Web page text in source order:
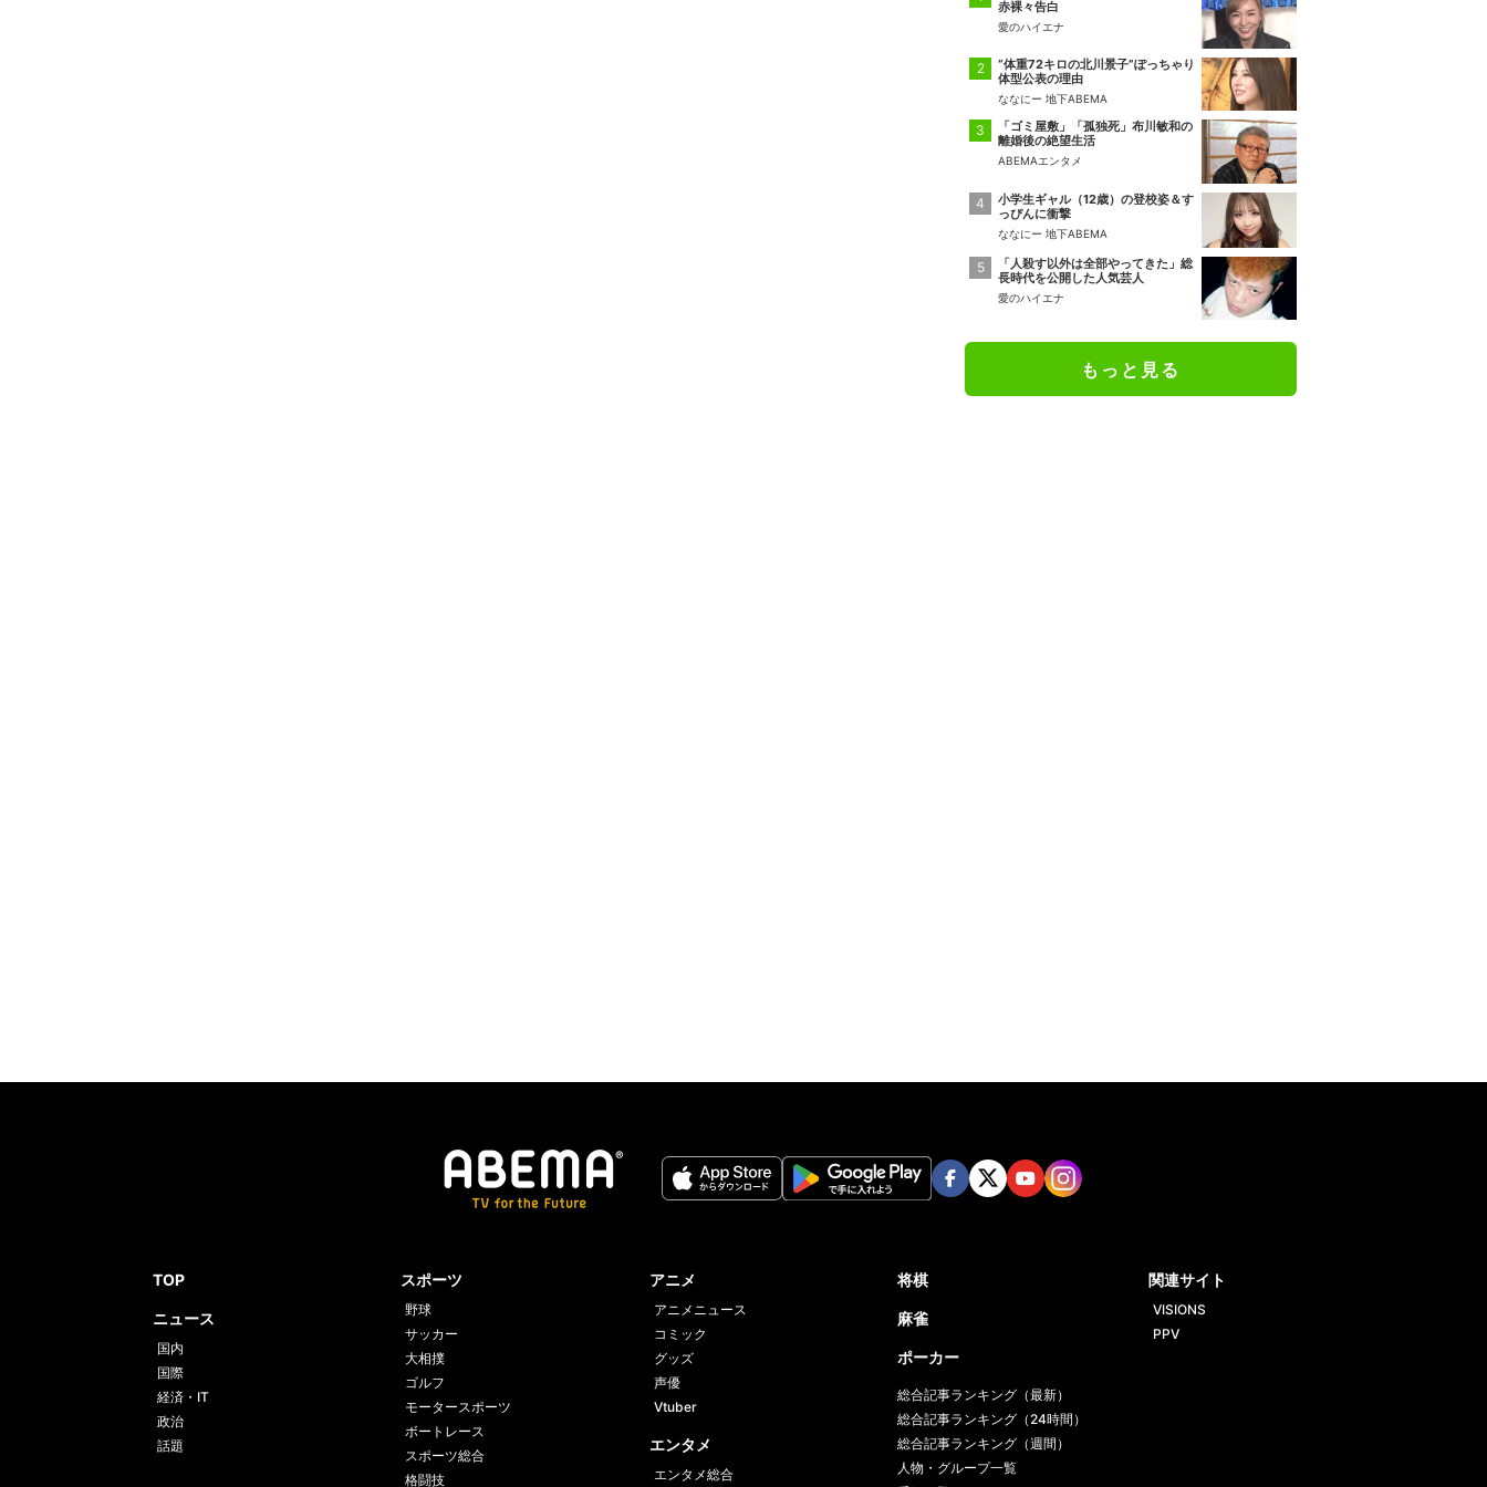
赤裸々告白
愛のハイエナ
“体重72キロの北川景子”ぽっちゃり
体型公表の理由
ななにー 地下ABEMA
「ゴミ屋敷」「孤独死」布川敏和の
離婚後の絶望生活
ABEMAエンタメ
小学生ギャル（12歳）の登校姿＆す
っぴんに衝撃
ななにー 地下ABEMA
「人殺す以外は全部やってきた」総
長時代を公開した人気芸人
愛のハイエナ
もっと見る
TOP
ニュース
国内
国際
経済・IT
政治
話題
スポーツ
野球
サッカー
大相撲
ゴルフ
モータースポーツ
ボートレース
スポーツ総合
格闘技
アニメ
アニメニュース
コミック
グッズ
声優
Vtuber
エンタメ
エンタメ総合
将棋
麻雀
ポーカー
総合記事ランキング（最新）
総合記事ランキング（24時間）
総合記事ランキング（週間）
人物・グループ一覧
関連サイト
VISIONS
PPV